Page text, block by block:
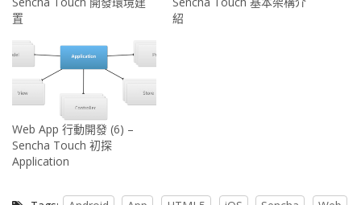
置
紹
Web App 行動開發 (6) –
Sencha Touch 初探
Application